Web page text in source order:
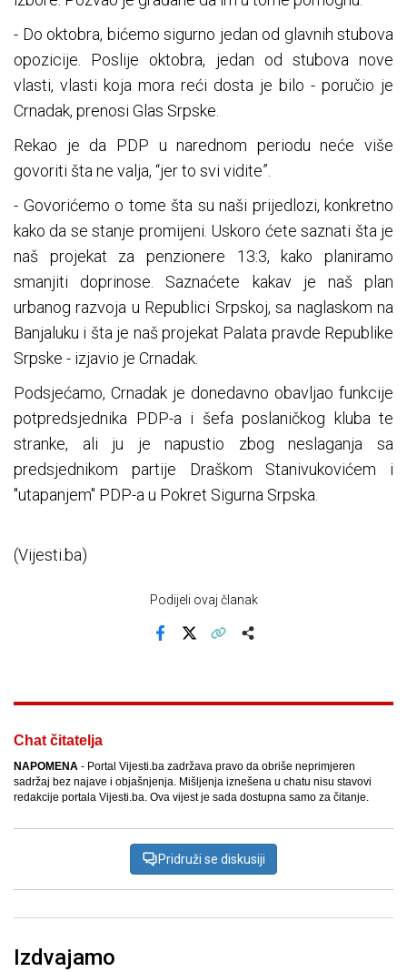
- Do oktobra, bićemo sigurno jedan od glavnih stubova
opozicije. Poslije oktobra, jedan od stubova nove
vlasti, vlasti koja mora reći dosta je bilo - poručio je
Crnadak, prenosi Glas Srpske.
Rekao je da PDP u narednom periodu neće više
govoriti šta ne valja, “jer to svi vidite”.
- Govorićemo o tome šta su naši prijedlozi, konkretno
kako da se stanje promijeni. Uskoro ćete saznati šta je
naš projekat za penzionere 13:3, kako planiramo
smanjiti doprinose. Saznaćete kakav je naš plan
urbanog razvoja u Republici Srpskoj, sa naglaskom na
Banjaluku i šta je naš projekat Palata pravde Republike
Srpske - izjavio je Crnadak.
Podsjećamo, Crnadak je donedavno obavljao funkcije
potpredsjednika PDP-a i šefa poslaničkog kluba te
stranke, ali ju je napustio zbog neslaganja sa
predsjednikom partije Draškom Stanivukovićem i
"utapanjem" PDP-a u Pokret Sigurna Srpska.
(Vijesti.ba)
Podijeli ovaj članak
Chat čitatelja
NAPOMENA - Portal Vijesti.ba zadržava pravo da obriše neprimjeren
sadržaj bez najave i objašnjenja. Mišljenja iznešena u chatu nisu stavovi
redakcije portala Vijesti.ba. Ova vijest je sada dostupna samo za čitanje.
Pridruži se diskusiji
Izdvajamo